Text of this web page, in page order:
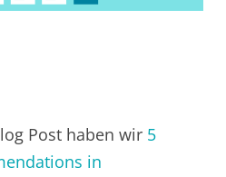
Post haben wir 5
in